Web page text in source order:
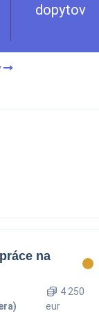
dopytov
na
4 250
eur